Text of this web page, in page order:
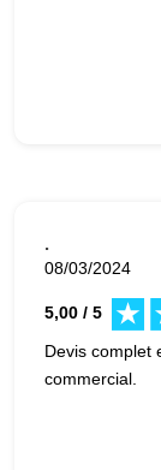
.
08/03/2024
5,00 / 5
Devis complet
commercial.